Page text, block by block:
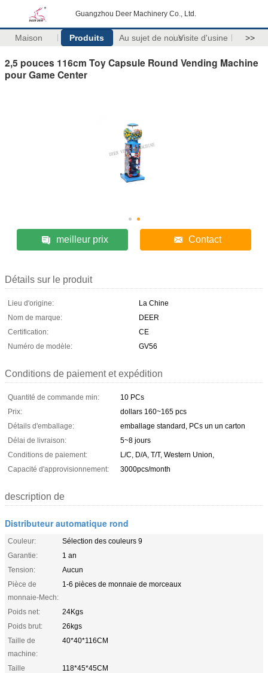
Guangzhou Deer Machinery Co., Ltd.
Maison Produits Au sujet de nousVisite d'usine >>
2,5 pouces 116cm Toy Capsule Round Vending Machine
pour Game Center
meilleur prix Contact
Détails sur le produit
Lieu d'origine:
La Chine
Nom de marque:
DEER
Certification:
CE
Numéro de modèle:
GV56
Conditions de paiement et expédition
Quantité de commande min:
10 PCs
Prix:
dollars 160~165 pcs
Détails d'emballage:
emballage standard, PCs un un carton
Délai de livraison:
5~8 jours
Conditions de paiement:
L/C, D/A, T/T, Western Union,
Capacité d'approvisionnement:
3000pcs/month
description de
Distributeur automatique rond
Couleur:
Sélection des couleurs 9
Garantie:
1 an
Tension:
Aucun
Pièce de
monnaie-Mech:
1-6 pièces de monnaie de morceaux
Poids net:
24Kgs
Poids brut:
26kgs
Taille de
machine:
40*40*116CM
Taille
118*45*45CM